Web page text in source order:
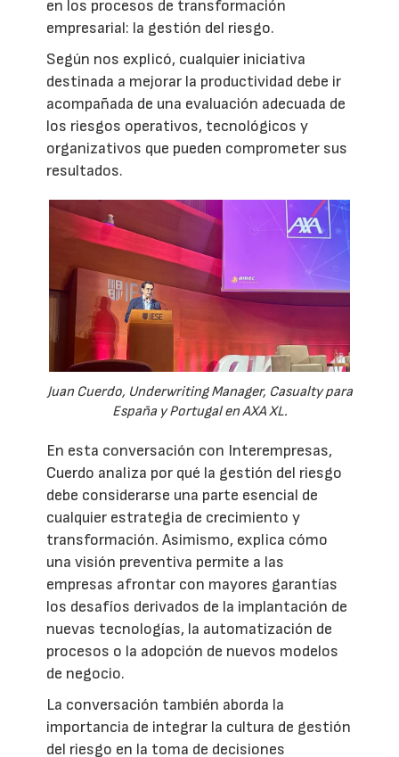
en los procesos de transformación
empresarial: la gestión del riesgo.
Según nos explicó, cualquier iniciativa
destinada a mejorar la productividad debe ir
acompañada de una evaluación adecuada de
los riesgos operativos, tecnológicos y
organizativos que pueden comprometer sus
resultados.
Juan Cuerdo, Underwriting Manager, Casualty para
España y Portugal en AXA XL.
En esta conversación con Interempresas,
Cuerdo analiza por qué la gestión del riesgo
debe considerarse una parte esencial de
cualquier estrategia de crecimiento y
transformación. Asimismo, explica cómo
una visión preventiva permite a las
empresas afrontar con mayores garantías
los desafíos derivados de la implantación de
nuevas tecnologías, la automatización de
procesos o la adopción de nuevos modelos
de negocio.
La conversación también aborda la
importancia de integrar la cultura de gestión
del riesgo en la toma de decisiones